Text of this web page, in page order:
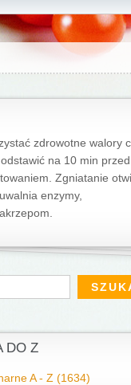
zdrowotne walory
na 10 min przed
Zgniatanie
enzymy,
DO Z
A - Z (1634)